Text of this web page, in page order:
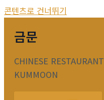
콘텐츠로 건너뛰기
금문
CHINESE RESTAURANT
KUMMOON